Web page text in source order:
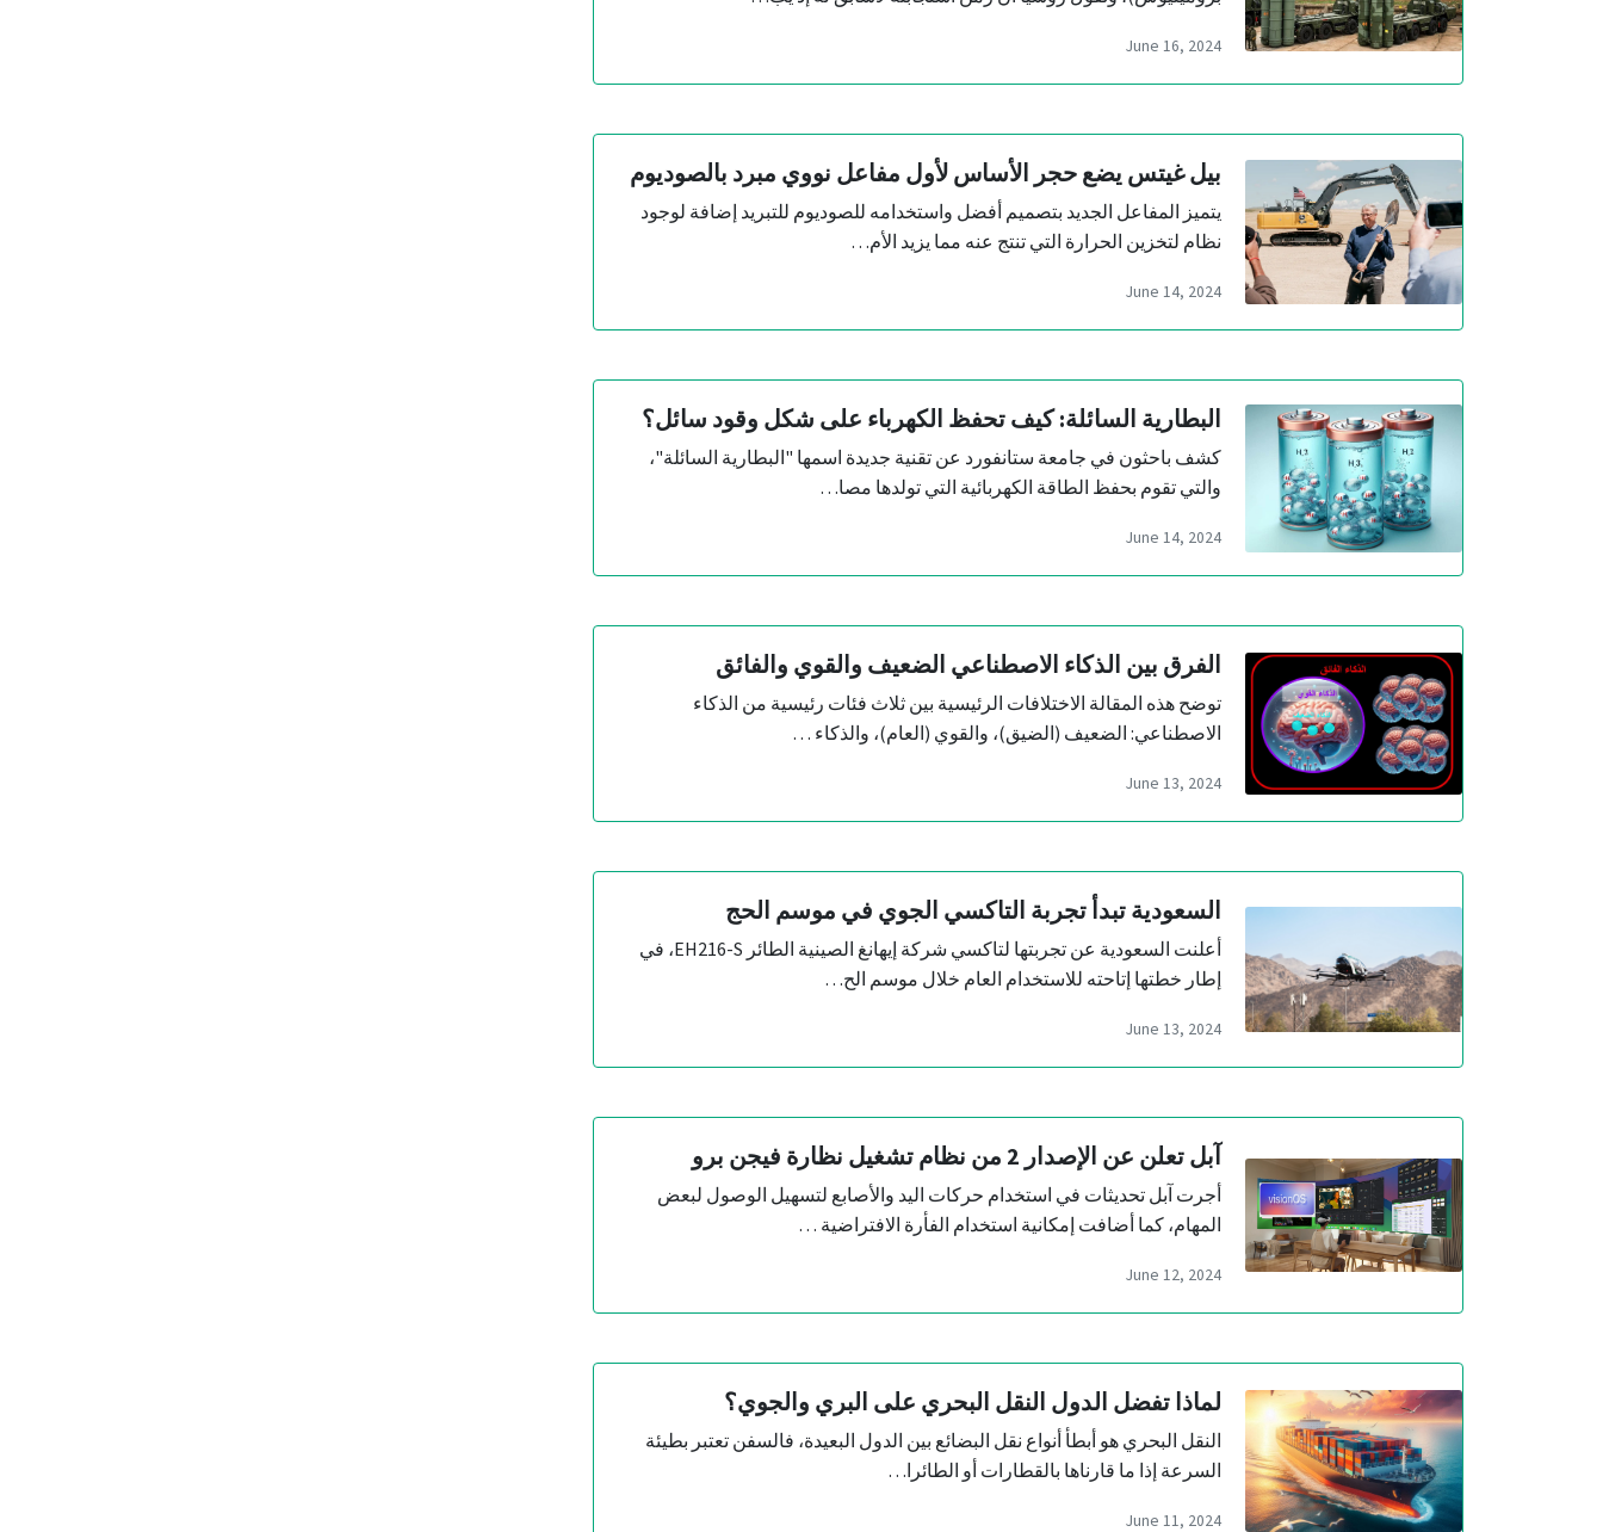
June 16, 2024
بيل غيتس يضع حجر الأساس لأول مفاعل نووي مبرد بالصوديوم
يتميز المفاعل الجديد بتصميم أفضل واستخدامه للصوديوم للتبريد إضافة لوجود
نظام لتخزين الحرارة التي تنتج عنه مما يزيد الأم…
June 14, 2024
البطارية السائلة: كيف تحفظ الكهرباء على شكل وقود سائل؟
كشف باحثون في جامعة ستانفورد عن تقنية جديدة اسمها "البطارية السائلة"،
والتي تقوم بحفظ الطاقة الكهربائية التي تولدها مصا…
June 14, 2024
الفرق بين الذكاء الاصطناعي الضعيف والقوي والفائق
توضح هذه المقالة الاختلافات الرئيسية بين ثلاث فئات رئيسية من الذكاء
الاصطناعي: الضعيف (الضيق)، والقوي (العام)، والذكاء …
June 13, 2024
السعودية تبدأ تجربة التاكسي الجوي في موسم الحج
أعلنت السعودية عن تجربتها لتاكسي شركة إيهانغ الصينية الطائر EH216-S، في
إطار خطتها إتاحته للاستخدام العام خلال موسم الح…
June 13, 2024
آبل تعلن عن الإصدار 2 من نظام تشغيل نظارة فيجن برو
أجرت آبل تحديثات في استخدام حركات اليد والأصابع لتسهيل الوصول لبعض
المهام، كما أضافت إمكانية استخدام الفأرة الافتراضية …
June 12, 2024
لماذا تفضل الدول النقل البحري على البري والجوي؟
النقل البحري هو أبطأ أنواع نقل البضائع بين الدول البعيدة، فالسفن تعتبر بطيئة
السرعة إذا ما قارناها بالقطارات أو الطائرا…
June 11, 2024